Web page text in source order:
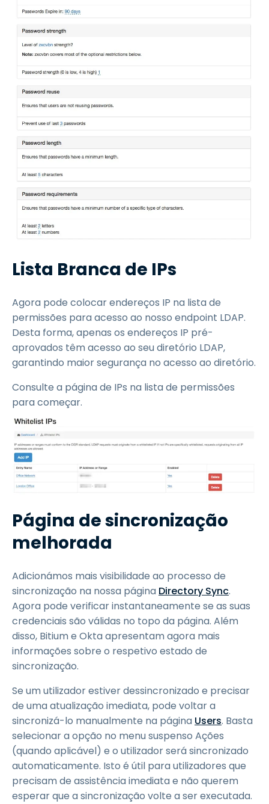
Lista Branca de IPs
Agora pode colocar endereços IP na lista de
permissões para acesso ao nosso endpoint LDAP.
Desta forma, apenas os endereços IP pré-
aprovados têm acesso ao seu diretório LDAP,
garantindo maior segurança no acesso ao diretório.
Consulte a página de IPs na lista de permissões
para começar.
Página de sincronização
melhorada
Adicionámos mais visibilidade ao processo de
sincronização na nossa página Directory Sync.
Agora pode verificar instantaneamente se as suas
credenciais são válidas no topo da página. Além
disso, Bitium e Okta apresentam agora mais
informações sobre o respetivo estado de
sincronização.
Se um utilizador estiver dessincronizado e precisar
de uma atualização imediata, pode voltar a
sincronizá-lo manualmente na página Users. Basta
selecionar a opção no menu suspenso Ações
(quando aplicável) e o utilizador será sincronizado
automaticamente. Isto é útil para utilizadores que
precisam de assistência imediata e não querem
esperar que a sincronização volte a ser executada.